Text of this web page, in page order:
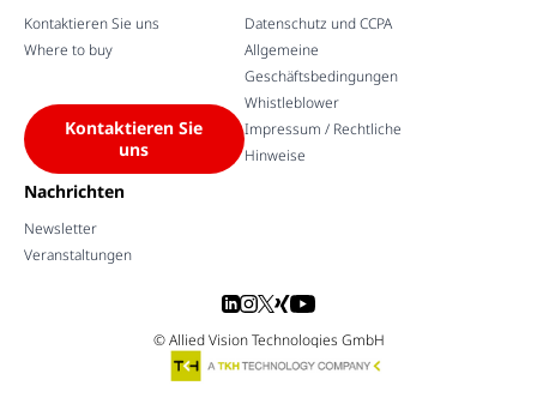
Kontaktieren Sie uns
Where to buy
Kontaktieren Sie
uns
Datenschutz und CCPA
Allgemeine
Geschäftsbedingungen
Whistleblower
Impressum / Rechtliche
Hinweise
Nachrichten
Newsletter
Veranstaltungen
© Allied Vision Technologies GmbH